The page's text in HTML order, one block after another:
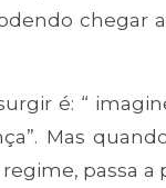
é: “
Mas
passa a